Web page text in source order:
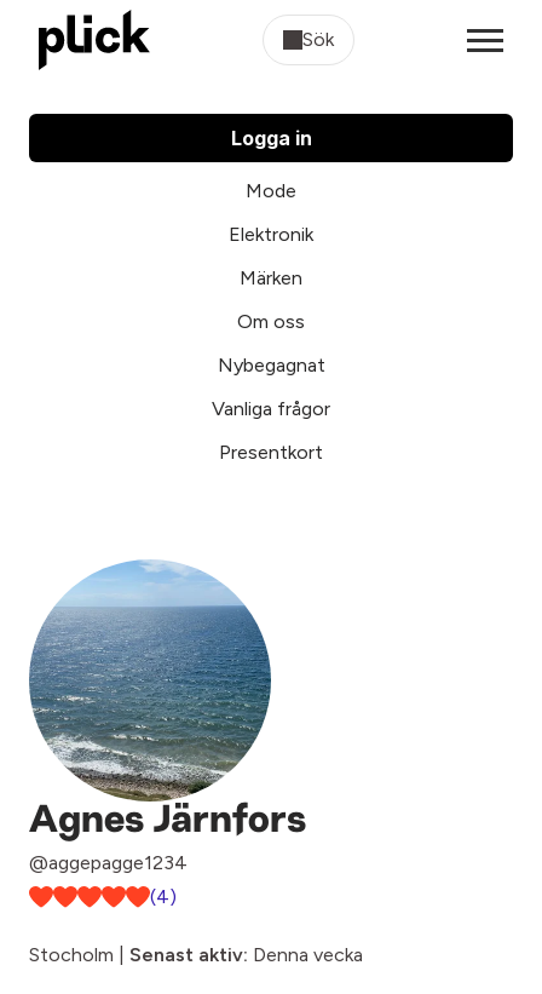
Sök
Logga in
Mode
Elektronik
Märken
Om oss
Nybegagnat
Vanliga frågor
Presentkort
Agnes Järnfors
@aggepagge1234
(4)
Stocholm | Senast aktiv: Denna vecka